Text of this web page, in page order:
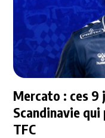
Mercato : ces 9
Scandinavie
TFC